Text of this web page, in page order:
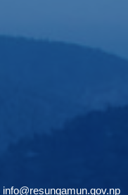
info@resungamun.gov.np